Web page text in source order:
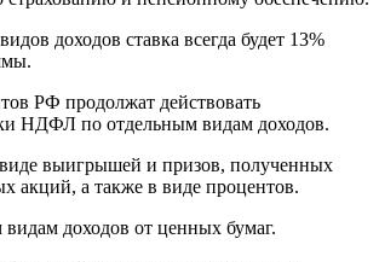
доходов ставка всегда будет 13%
РФ продолжат действовать
НДФЛ по отдельным видам доходов.
выигрышей и призов, полученных
акций, а также в виде процентов.
доходов от ценных бумаг.